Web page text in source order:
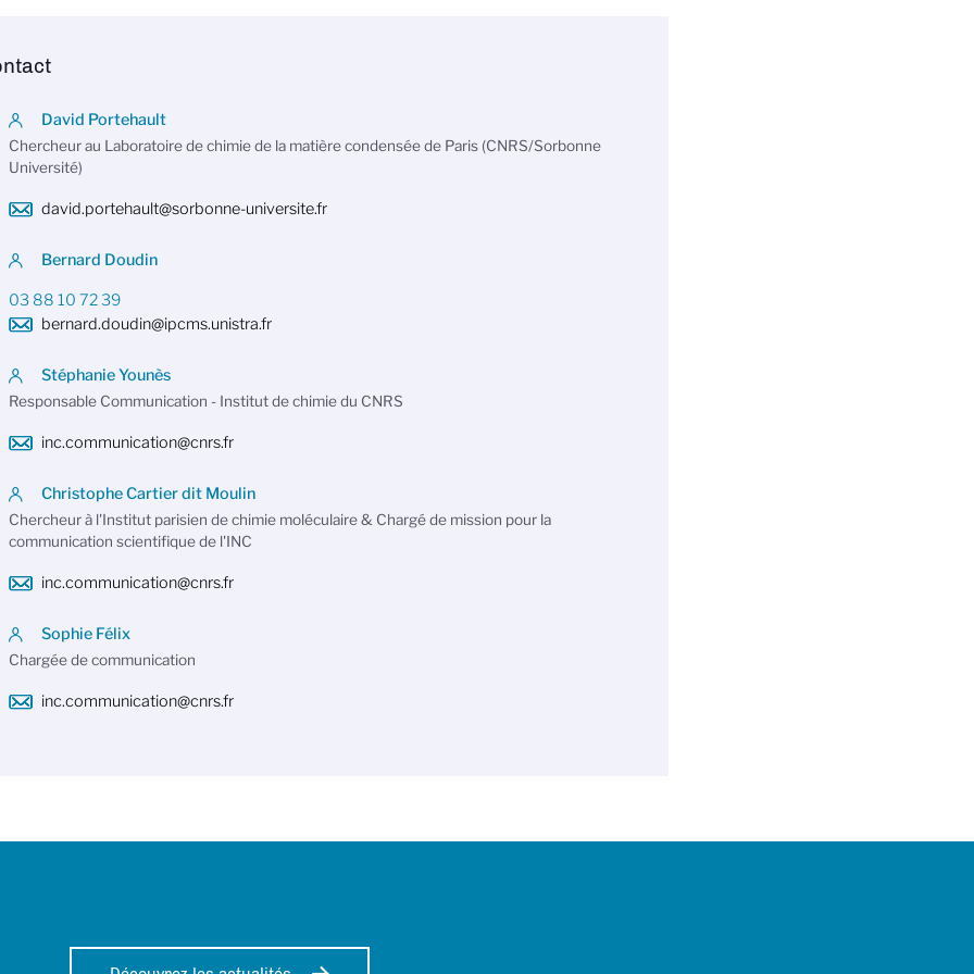
David Portehault
Chercheur au Laboratoire de chimie de la matière condensée de Paris (CNRS/Sorbonne
Université)
david.portehault@sorbonne-universite.fr
Bernard Doudin
03 88 10 72 39
bernard.doudin@ipcms.unistra.fr
Stéphanie Younès
Responsable Communication - Institut de chimie du CNRS
inc.communication@cnrs.fr
Christophe Cartier dit Moulin
Chercheur à l'Institut parisien de chimie moléculaire & Chargé de mission pour la
communication scientifique de l'INC
inc.communication@cnrs.fr
Sophie Félix
Chargée de communication
inc.communication@cnrs.fr